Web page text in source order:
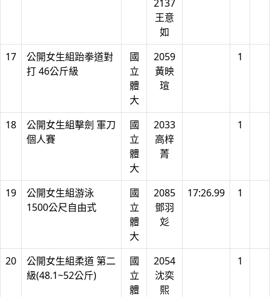
2137
王意
如
17
公開女生組跆拳道對
打 46公斤級
國
立
體
大
2059
黃映
瑄
1
18
公開女生組擊劍 軍刀
個人賽
國
立
體
大
2033
高梓
菁
1
19
公開女生組游泳
1500公尺自由式
國
立
體
大
2085
鄧羽
彣
17:26.99 1
20
公開女生組柔道 第二
級(48.1~52公斤)
國
立
體
2054
沈奕
熙
1